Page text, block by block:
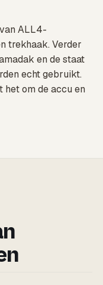
ALL4-
trekhaak. Verder
en de staat
echt gebruikt.
het om de accu en